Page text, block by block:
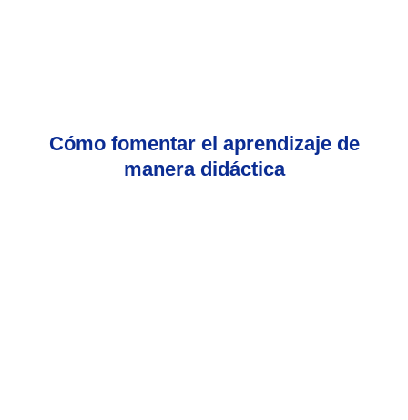
Cómo fomentar el aprendizaje de
manera didáctica